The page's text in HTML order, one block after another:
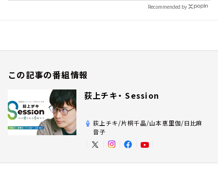
Recommended by
この記事の番組情報
荻上チキ・ Session
荻上チキ/片桐千晶/山本恵里伽/日比麻
音子